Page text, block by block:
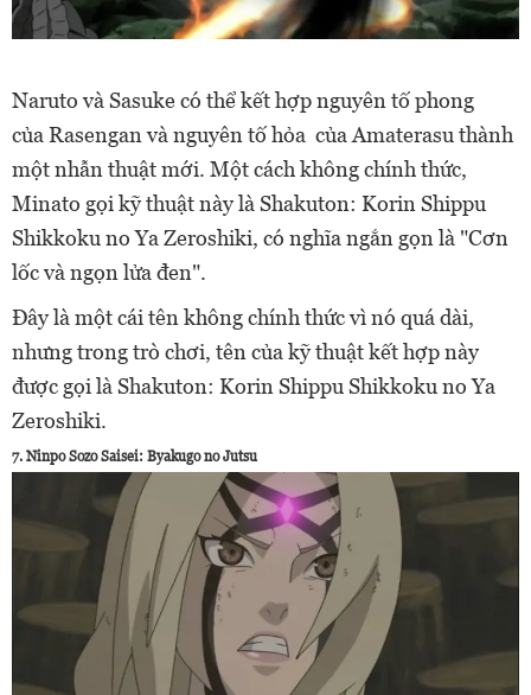
Naruto và Sasuke có thể kết hợp nguyên tố phong
của Rasengan và nguyên tố hỏa của Amaterasu thành
một nhẫn thuật mới. Một cách không chính thức,
Minato gọi kỹ thuật này là Shakuton: Korin Shippu
Shikkoku no Ya Zeroshiki, có nghĩa ngắn gọn là "Cơn
lốc và ngọn lửa đen".
Đây là một cái tên không chính thức vì nó quá dài,
nhưng trong trò chơi, tên của kỹ thuật kết hợp này
được gọi là Shakuton: Korin Shippu Shikkoku no Ya
Zeroshiki.
7. Ninpo Sozo Saisei: Byakugo no Jutsu